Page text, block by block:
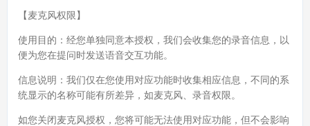
【麦克风权限】
使用目的：经您单独同意本授权，我们会收集您的录音信息，以
便为您在提问时发送语音交互功能。
信息说明：我们仅在您使用对应功能时收集相应信息，不同的系
统显示的名称可能有所差异，如麦克风、录音权限。
如您关闭麦克风授权，您将可能无法使用对应功能，但不会影响